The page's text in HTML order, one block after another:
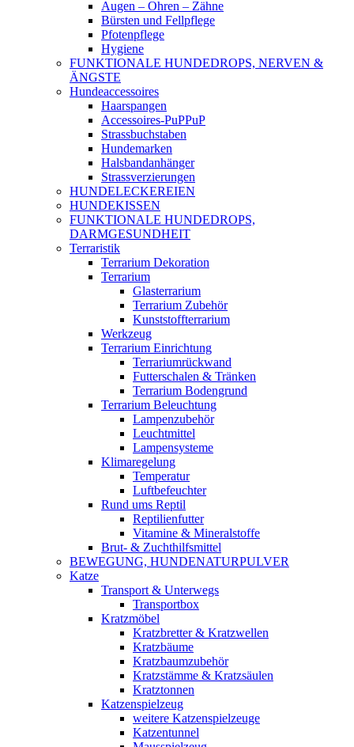
Augen – Ohren – Zähne
Bürsten und Fellpflege
Pfotenpflege
Hygiene
FUNKTIONALE HUNDEDROPS, NERVEN &
ÄNGSTE
Hundeaccessoires
Haarspangen
Accessoires-PuPPuP
Strassbuchstaben
Hundemarken
Halsbandanhänger
Strassverzierungen
HUNDELECKEREIEN
HUNDEKISSEN
FUNKTIONALE HUNDEDROPS,
DARMGESUNDHEIT
Terraristik
Terrarium Dekoration
Terrarium
Glasterrarium
Terrarium Zubehör
Kunststoffterrarium
Werkzeug
Terrarium Einrichtung
Terrariumrückwand
Futterschalen & Tränken
Terrarium Bodengrund
Terrarium Beleuchtung
Lampenzubehör
Leuchtmittel
Lampensysteme
Klimaregelung
Temperatur
Luftbefeuchter
Rund ums Reptil
Reptilienfutter
Vitamine & Mineralstoffe
Brut- & Zuchthilfsmittel
BEWEGUNG, HUNDENATURPULVER
Katze
Transport & Unterwegs
Transportbox
Kratzmöbel
Kratzbretter & Kratzwellen
Kratzbäume
Kratzbaumzubehör
Kratzstämme & Kratzsäulen
Kratztonnen
Katzenspielzeug
weitere Katzenspielzeuge
Katzentunnel